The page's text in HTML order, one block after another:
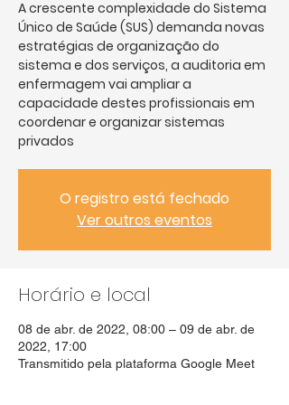
A crescente complexidade do Sistema
Único de Saúde (SUS) demanda novas
estratégias de organização do
sistema e dos serviços, a auditoria em
enfermagem vai ampliar a
capacidade destes profissionais em
coordenar e organizar sistemas
privados
O registro está fechado
Ver outros eventos
Horário e local
08 de abr. de 2022, 08:00 – 09 de abr. de
2022, 17:00
Transmitido pela plataforma Google Meet